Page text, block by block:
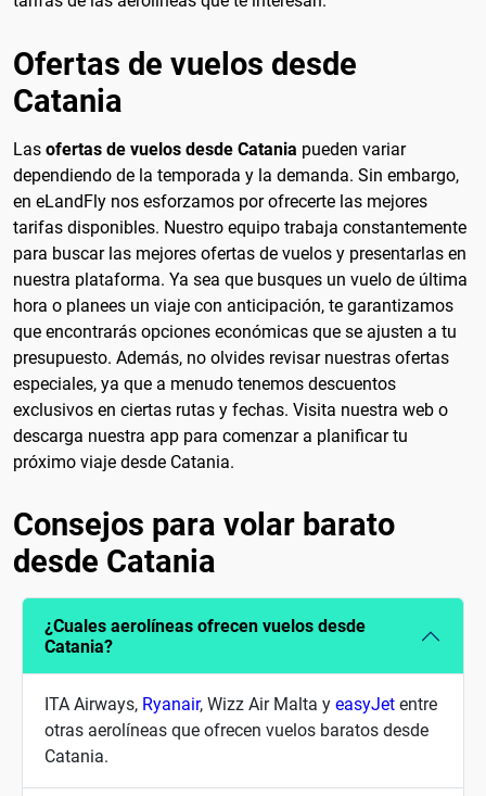
Ofertas de vuelos desde
Catania
Las ofertas de vuelos desde Catania pueden variar
dependiendo de la temporada y la demanda. Sin embargo,
en eLandFly nos esforzamos por ofrecerte las mejores
tarifas disponibles. Nuestro equipo trabaja constantemente
para buscar las mejores ofertas de vuelos y presentarlas en
nuestra plataforma. Ya sea que busques un vuelo de última
hora o planees un viaje con anticipación, te garantizamos
que encontrarás opciones económicas que se ajusten a tu
presupuesto. Además, no olvides revisar nuestras ofertas
especiales, ya que a menudo tenemos descuentos
exclusivos en ciertas rutas y fechas. Visita nuestra web o
descarga nuestra app para comenzar a planificar tu
próximo viaje desde Catania.
Consejos para volar barato
desde Catania
¿Cuales aerolíneas ofrecen vuelos desde
Catania?
ITA Airways, Ryanair, Wizz Air Malta y easyJet entre
otras aerolíneas que ofrecen vuelos baratos desde
Catania.